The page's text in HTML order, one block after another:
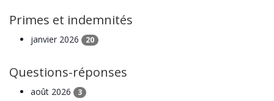
Primes et indemnités
janvier 2026 20
Questions-réponses
août 2026 3